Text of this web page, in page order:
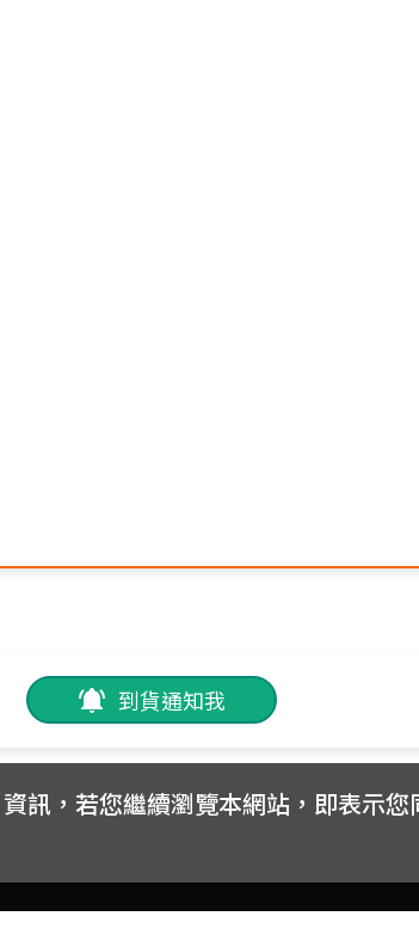
到貨通知我
訊，若您繼續瀏覽本網站，即表示您